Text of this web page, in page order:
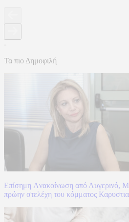
-
Τα πιο Δημοφιλή
Επίσημη Aνακοίνωση από Αυγερινό,
πρώην στελέχη του κόμματος